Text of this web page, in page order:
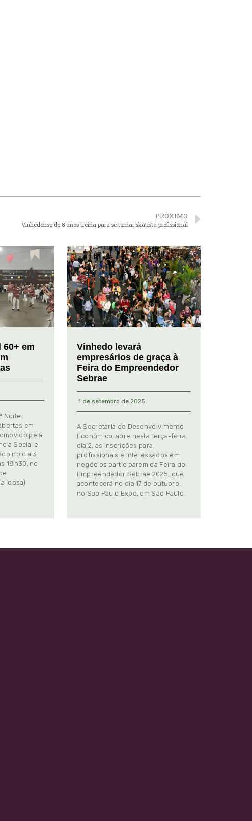
PRÓXIMO
Vinhedense de 8 anos treina para se tornar skatista profissional
60+ em
Noite
em
pela
Social e
no dia 3
18h30, no
Idosa).
Vinhedo levará
empresários de graça à
Feira do Empreendedor
Sebrae
1 de setembro de 2025
A Secretaria de Desenvolvimento
Econômico, abre nesta terça-feira,
dia 2, as inscrições para
profissionais e interessados em
negócios participarem da Feira do
Empreendedor Sebrae 2025, que
acontecerá no dia 17 de outubro,
no São Paulo Expo, em São Paulo.